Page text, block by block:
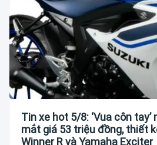
Tin xe hot 5/8: ‘Vua côn
mắt giá 53 triệu đồng, thiết
Winner R và Yamaha Exciter